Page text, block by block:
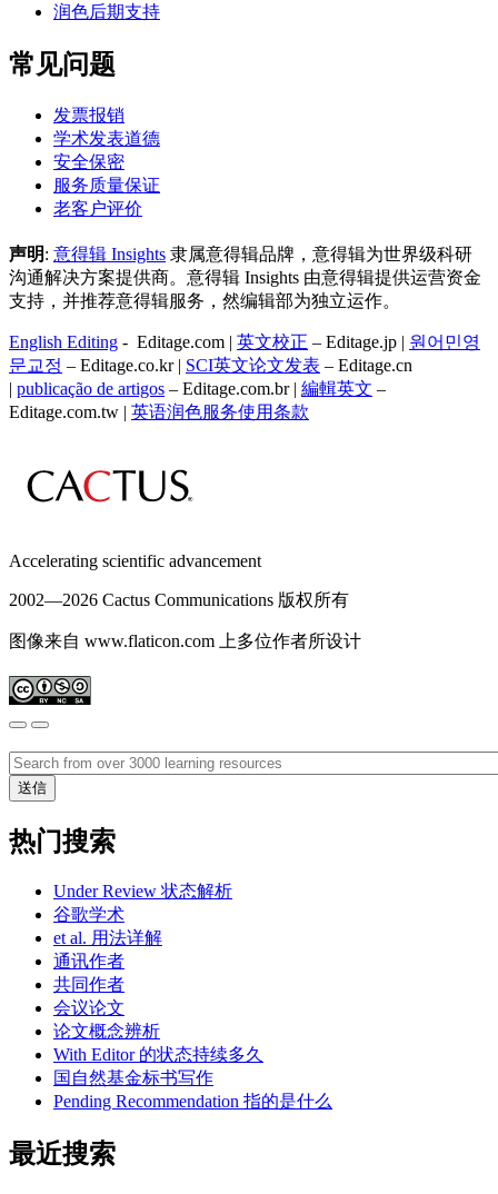
润色后期支持
常见问题
发票报销
学术发表道德
安全保密
服务质量保证
老客户评价
声明: 意得辑 Insights 隶属意得辑品牌，意得辑为世界级科研
沟通解决方案提供商。意得辑 Insights 由意得辑提供运营资金
支持，并推荐意得辑服务，然编辑部为独立运作。
English Editing - Editage.com | 英文校正 – Editage.jp | 원어민영
문교정 – Editage.co.kr | SCI英文论文发表 – Editage.cn
| publicação de artigos – Editage.com.br | 編輯英文 –
Editage.com.tw | 英语润色服务使用条款
Accelerating scientific advancement
2002—2026 Cactus Communications 版权所有
图像来自 www.flaticon.com 上多位作者所设计
热门搜索
Under Review 状态解析
谷歌学术
et al. 用法详解
通讯作者
共同作者
会议论文
论文概念辨析
With Editor 的状态持续多久
国自然基金标书写作
Pending Recommendation 指的是什么
最近搜索